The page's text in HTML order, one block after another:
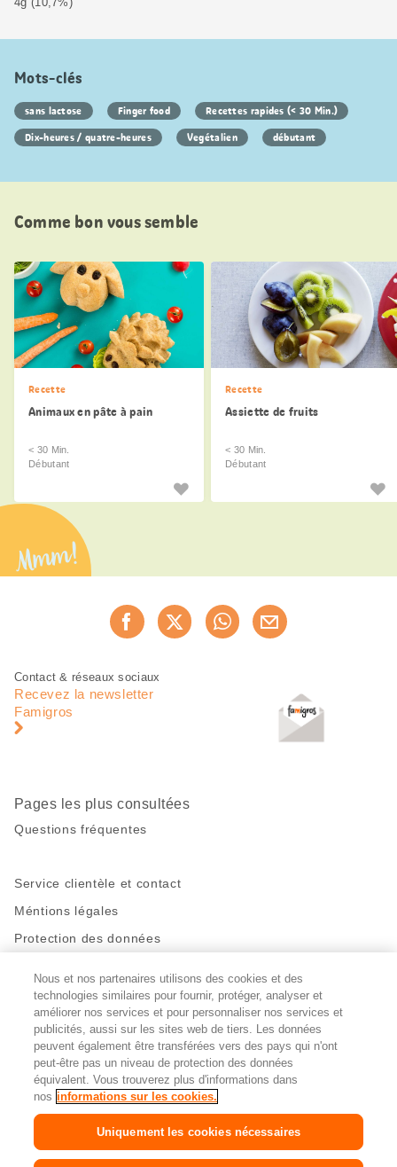
Mots-clés
sans lactose Finger food
Recettes rapides (< 30 Min.)
Dix-heures / quatre-heures
Vegétalien débutant
Comme bon vous semble
Recette
Animaux en pâte à pain
< 30 Min.
Débutant
Recette
Assiette de fruits
< 30 Min.
Débutant
Mmm!
Recommander maintenant
Pied
page
Navigation
pied
Contact & réseaux sociaux
Recevez la newsletter
Famigros
Pages les plus consultées
Questions fréquentes
Service clientèle et contact
Méntions légales
Protection des données
Restez en contact!
Facebook
http://twitter.com/migros
https://www.youtube.com/user/
PinterestInstagram
Paramètres des cookies
FR IT
Nous et nos partenaires utilisons des cookies et des
technologies similaires pour fournir, protéger, analyser et
améliorer nos services et pour personnaliser nos services et
publicités, aussi sur les sites web de tiers. Les données
peuvent également être transférées vers des pays qui n'ont
peut-être pas un niveau de protection des données
équivalent. Vous trouverez plus d'informations dans
nos informations sur les cookies.
Uniquement les cookies nécessaires